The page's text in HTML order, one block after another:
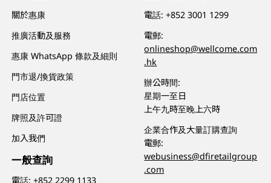
關於惠康
推廣活動及服務
惠康 WhatsApp 條款及細則
門市退/換貨政策
門店位置
牌照及許可證
加入我們
一般查詢
電話:+852 2299 1133
電話:+852 3001 1299
電郵:
onlineshop@wellcome.com
.hk
辦公時間:
星期一至日
上午九時至晚上六時
企業合作及大量訂購查詢
電郵:
webusiness@dfiretailgroup
.com